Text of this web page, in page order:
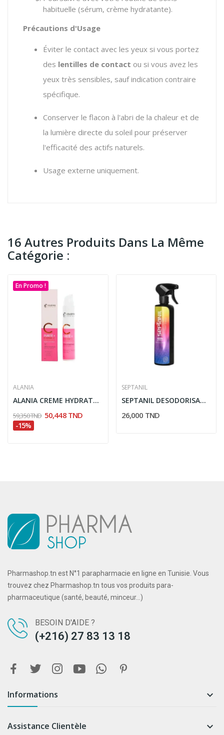
habituelle (sérum, crème hydratante).
Précautions d'Usage
Éviter le contact avec les yeux si vous portez
des lentilles de contact ou si vous avez les
yeux très sensibles, sauf indication contraire
spécifique.
Conserver le flacon à l'abri de la chaleur et de
la lumière directe du soleil pour préserver
l'efficacité des actifs naturels.
Usage externe uniquement.
16 Autres Produits Dans La Même
Catégorie :
En Promo !
ALANIA
ALANIA CREME HYDRATANTE SPF30 50ML
59,350 TND 50,448 TND
-15%
SEPTANIL
SEPTANIL DESODORISANT D'ATMOSPHERE PUISSANT...
26,000 TND
Pharmashop.tn est N°1 parapharmacie en ligne en Tunisie. Vous
trouvez chez Pharmashop.tn tous vos produits para-
pharmaceutique (santé, beauté, minceur...)
BESOIN D'AIDE ?
(+216) 27 83 13 18
Informations 
Assistance Clientèle 